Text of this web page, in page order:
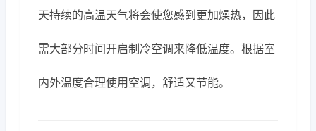
天持续的高温天气将会使您感到更加燥热，因此
需大部分时间开启制冷空调来降低温度。根据室
内外温度合理使用空调，舒适又节能。